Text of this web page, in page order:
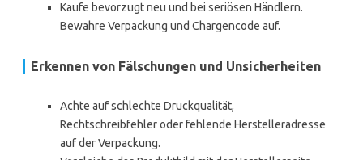
Kaufe bevorzugt neu und bei seriösen Händlern.
Bewahre Verpackung und Chargencode auf.
Erkennen von Fälschungen und Unsicherheiten
Achte auf schlechte Druckqualität,
Rechtschreibfehler oder fehlende Herstelleradresse
auf der Verpackung.